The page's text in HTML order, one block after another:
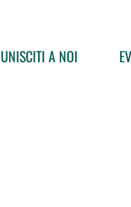
UNISCITI A NOI